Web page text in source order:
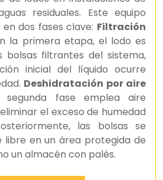
residuales. Este equipo
dos fases clave: Filtración
la primera etapa, el lodo es
bolsas filtrantes del sistema,
inicial del líquido ocurre
Deshidratación por aire
segunda fase emplea aire
el exceso de humedad
las bolsas se
libre en un área protegida de
un almacén con palés.